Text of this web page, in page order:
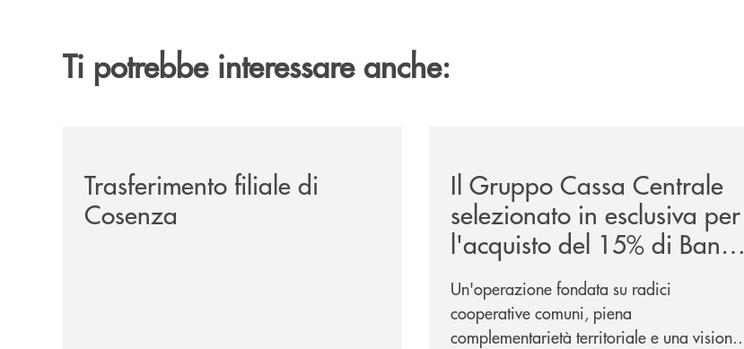
Ti potrebbe interessare anche:
Trasferimento filiale di
Cosenza
Il Gruppo Cassa Centrale
selezionato in esclusiva per
l'acquisto del 15% di Banca
Cambiano 1884
Un'operazione fondata su radici
cooperative comuni, piena
complementarietà territoriale e una visione